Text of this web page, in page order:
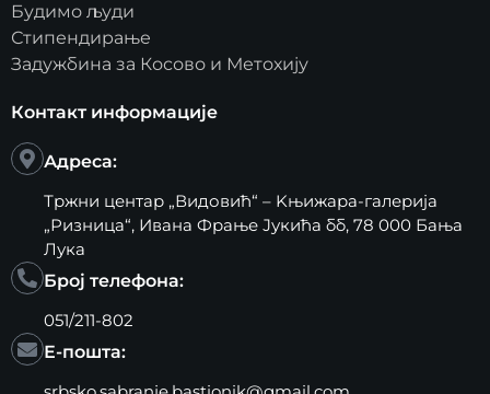
Будимо људи
Стипендирање
Задужбина за Косово и Метохију
Контакт информације
Адреса:
Тржни центар „Видовић“ – Kњижара-галерија
„Ризница“, Ивана Фрање Јукића бб, 78 000 Бања
Лука
Број телефона:
051/211-802
Е-пошта: